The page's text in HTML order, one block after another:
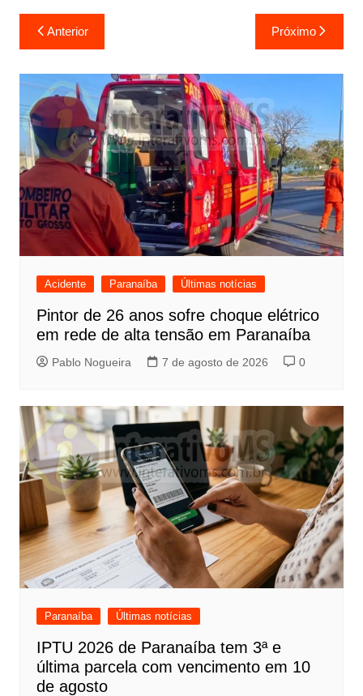
Navegação
de
Post
Anterior Próximo
Acidente Paranaíba Últimas notícias
Pintor de 26 anos sofre choque elétrico
em rede de alta tensão em Paranaíba
Pablo Nogueira 7 de agosto de 2026 0
Paranaíba Últimas notícias
IPTU 2026 de Paranaíba tem 3ª e
última parcela com vencimento em 10
de agosto